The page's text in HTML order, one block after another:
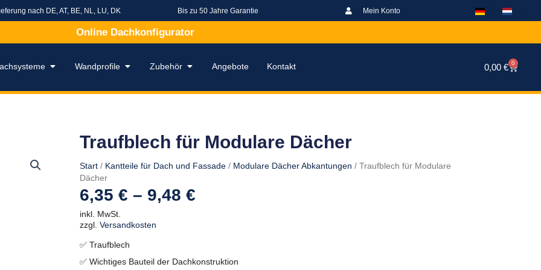
nach DE, AT, BE, NL, LU, DK Bis zu 50 Jahre Garantie Mein Konto
Online Dachkonfigurator
Öffne Dachsysteme
Wandprofile Öffne Wandprofile
Zubehör Öffne Zubehör
Angebote Kontakt 0,00 € 0
Traufblech für Modulare Dächer
Start/ Kantteile für Dach und Fassade/ Modulare Dächer Abkantungen / Traufblech für Modulare
Dächer
6,35 € – 9,48 €
inkl. MwSt.
zzgl. Versandkosten
✅ Traufblech
✅ Wichtiges Bauteil der Dachkonstruktion